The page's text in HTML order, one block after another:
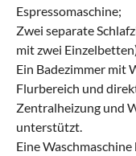
Espressomaschine;
Zwei separate
mit zwei
Ein Badezimmer mit
Flurbereich und
Zentralheizung und
unterstützt.
Eine